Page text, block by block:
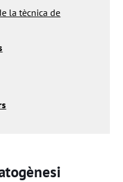
la tècnica de